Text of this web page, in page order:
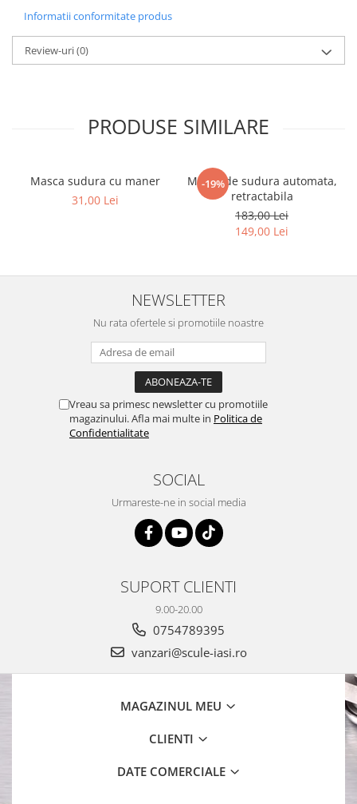
Informatii conformitate produs
Review-uri(0)
PRODUSE SIMILARE
Masca sudura cu maner
31,00 Lei
-19%
Masca de sudura automata,
retractabila
183,00 Lei
149,00 Lei
NEWSLETTER
Nu rata ofertele si promotiile noastre
Vreau sa primesc newsletter cu promotiile
magazinului. Afla mai multe in Politica de
Confidentialitate
SOCIAL
Urmareste-ne in social media
SUPORT CLIENTI
9.00-20.00
0754789395
vanzari@scule-iasi.ro
MAGAZINUL MEU
CLIENTI
DATE COMERCIALE